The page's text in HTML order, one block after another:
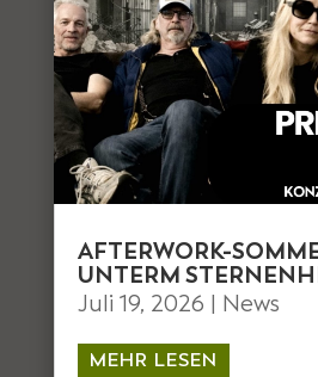
AFTERWORK-
UNTERM
Juli 19, 2026 | News
MEHR LESEN